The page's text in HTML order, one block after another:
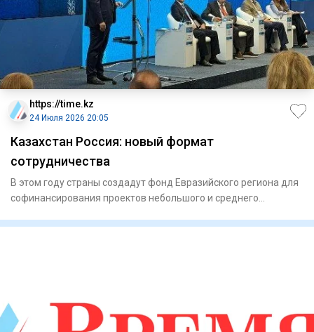
https://time.kz
24 Июля 2026 20:05
Казахстан Россия: новый формат
сотрудничества
В этом году страны создадут фонд Евразийского региона для
софинансирования проектов небольшого и среднего